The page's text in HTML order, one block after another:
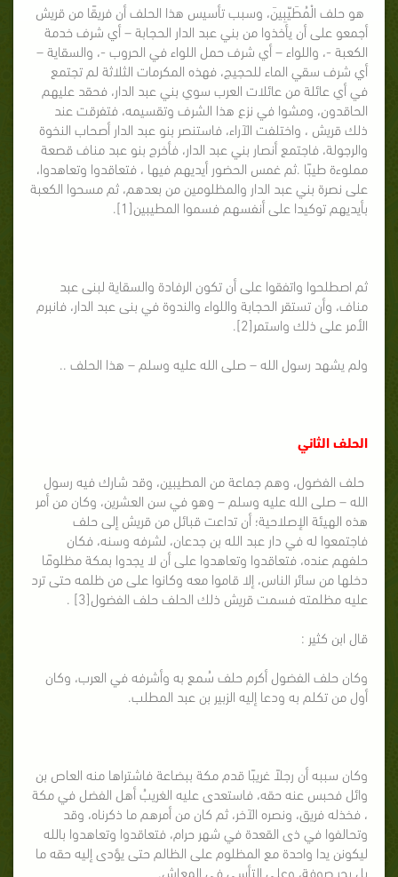
هو حلف الْمُطَيّبِينَ، وسبب تأسيس هذا الحلف أن فريقًا من قريش
أجمعو على أن يأخذوا من بني عبد الدار الحجابة – أي شرف خدمة
الكعبة -، واللواء – أي شرف حمل اللواء في الحروب -، والسقاية –
أي شرف سقي الماء للحجيج، فهذه المكرمات الثلاثة لم تجتمع
في أي عائلة من عائلات العرب سوي بني عبد الدار، فحقد عليهم
الحاقدون، ومشوا في نزع هذا الشرف وتقسيمه، فتفرقت عند
ذلك قريش ، واختلفت الآراء، فاستنصر بنو عبد الدار أصحاب النخوة
والرجولة، فاجتمع أنصار بني عبد الدار، فأخرج بنو عبد مناف قصعة
مملوءة طيبًا .ثم غمس الحضور أيديهم فيها ، فتعاقدوا وتعاهدوا،
على نصرة بني عبد الدار والمظلومين من بعدهم، ثم مسحوا الكعبة
بأيديهم توكيدا على أنفسهم فسموا المطيبين[1].
ثم اصطلحوا واتفقوا على أن تكون الرفادة والسقاية لبنى عبد
مناف، وأن تستقر الحجابة واللواء والندوة في بنى عبد الدار، فانبرم
الأمر على ذلك واستمر[2].
ولم يشهد رسول الله – صلى الله عليه وسلم – هذا الحلف ..
الحلف الثاني
حلف الفضول، وهم جماعة من المطيبين، وقد شارك فيه رسول
الله – صلى الله عليه وسلم – وهو في سن العشرين، وكان من أمر
هذه الهيئة الإصلاحية؛ أن تداعت قبائل من قريش إلى حلف
فاجتمعوا له في دار عبد الله بن جدعان، لشرفه وسنه، فكان
حلفهم عنده، فتعاقدوا وتعاهدوا على أن لا يجدوا بمكة مظلومًا
دخلها من سائر الناس، إلا قاموا معه وكانوا على من ظلمه حتى ترد
عليه مظلمته فسمت قريش ذلك الحلف حلف الفضول[3] .
قال ابن كثير :
وكان حلف الفضول أكرم حلف سُمع به وأشرفه في العرب، وكان
أول من تكلم به ودعا إليه الزبير بن عبد المطلب.
وكان سببه أن رجلاً غريبًا قدم مكة ببضاعة فاشتراها منه العاص بن
وائل فحبس عنه حقه، فاستعدى عليه الغريبُ أهل الفضل في مكة
، فخذله فريق، ونصره الآخر، ثم كان من أمرهم ما ذكرناه، وقد
وتحالفوا في ذى القعدة في شهر حرام، فتعاقدوا وتعاهدوا بالله
ليكونن يدا واحدة مع المظلوم على الظالم حتى يؤدى إليه حقه ما
بل بحر صوفة، وعلى التأسى في المعاش.